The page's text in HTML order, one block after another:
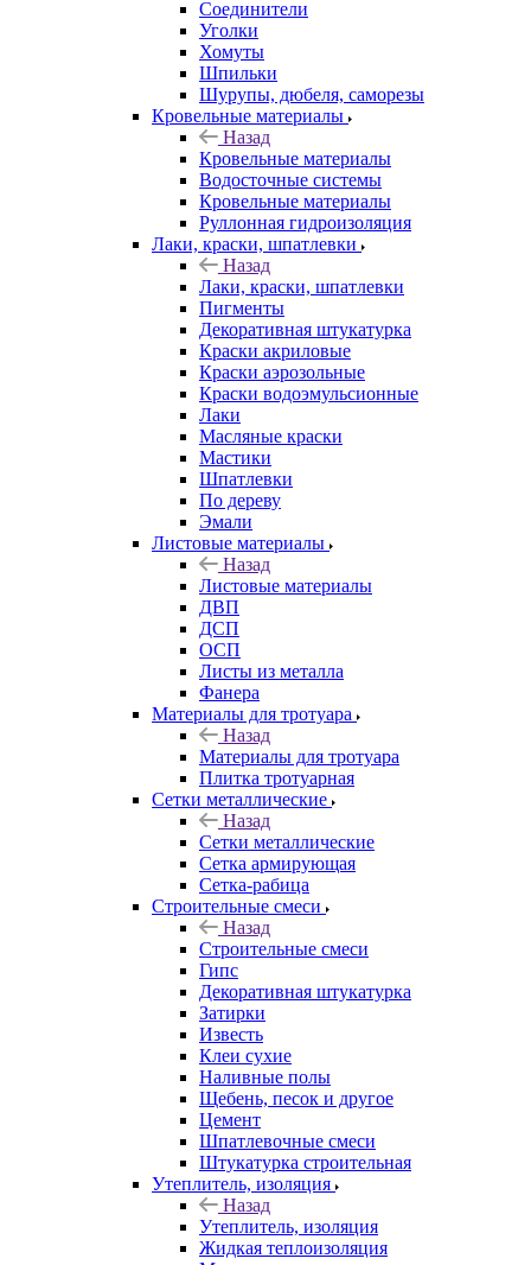
Соединители
Уголки
Хомуты
Шпильки
Шурупы, дюбеля, саморезы
Кровельные материалы
Назад
Кровельные материалы
Водосточные системы
Кровельные материалы
Руллонная гидроизоляция
Лаки, краски, шпатлевки
Назад
Лаки, краски, шпатлевки
Пигменты
Декоративная штукатурка
Краски акриловые
Краски аэрозольные
Краски водоэмульсионные
Лаки
Масляные краски
Мастики
Шпатлевки
По дереву
Эмали
Листовые материалы
Назад
Листовые материалы
ДВП
ДСП
ОСП
Листы из металла
Фанера
Материалы для тротуара
Назад
Материалы для тротуара
Плитка тротуарная
Сетки металлические
Назад
Сетки металлические
Сетка армирующая
Сетка-рабица
Строительные смеси
Назад
Строительные смеси
Гипс
Декоративная штукатурка
Затирки
Известь
Клеи сухие
Наливные полы
Щебень, песок и другое
Цемент
Шпатлевочные смеси
Штукатурка строительная
Утеплитель, изоляция
Назад
Утеплитель, изоляция
Жидкая теплоизоляция